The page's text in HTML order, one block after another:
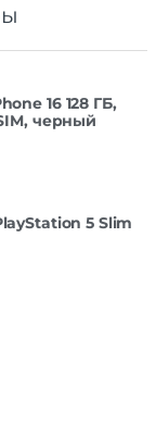
16 128 ГБ,
черный
5 Slim